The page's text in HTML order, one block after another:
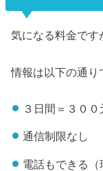
気になる料金です
情報は以下の通り
３日間＝３００
通信制限なし
電話もできる（